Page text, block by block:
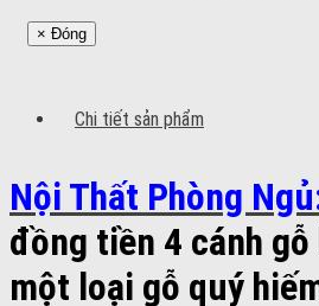
× Đóng
Chi tiết sản phẩm
Nội Thất Phòng
đồng tiền 4 cánh
một loại gỗ quý